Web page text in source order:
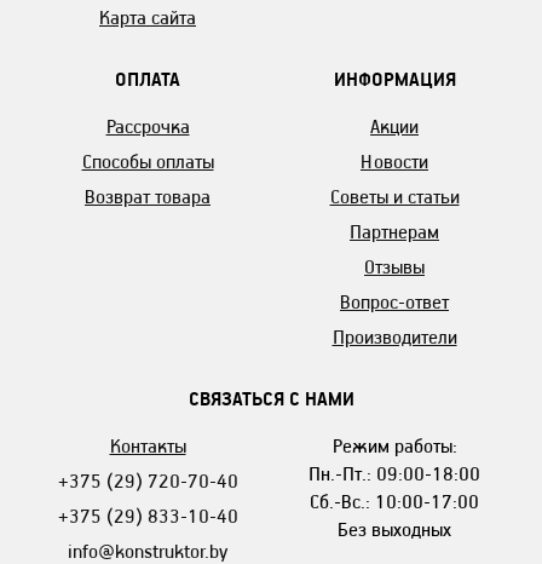
Карта сайта
ОПЛАТА
Рассрочка
Способы оплаты
Возврат товара
ИНФОРМАЦИЯ
Акции
Новости
Советы и статьи
Партнерам
Отзывы
Вопрос-ответ
Производители
СВЯЗАТЬСЯ С НАМИ
Контакты
+375 (29) 720-70-40
+375 (29) 833-10-40
info@konstruktor.by
Режим работы:
Пн.-Пт.: 09:00-18:00
Сб.-Вс.: 10:00-17:00
Без выходных